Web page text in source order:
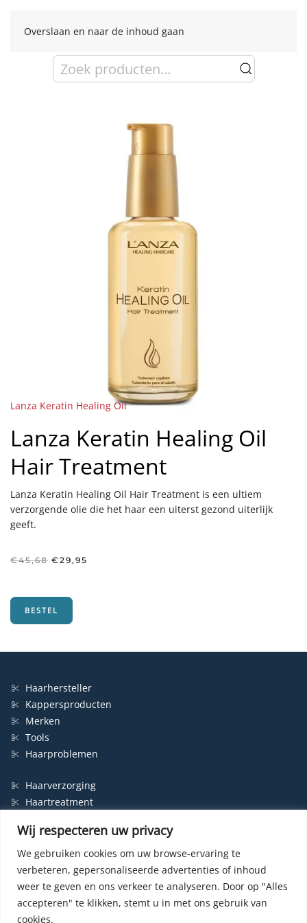
Wij respecteren uw privacy
We gebruiken cookies om uw browse-ervaring te
verbeteren, gepersonaliseerde advertenties of inhoud
weer te geven en ons verkeer te analyseren. Door op "Alles
accepteren" te klikken, stemt u in met ons gebruik van
cookies.
Overslaan en naar de inhoud gaan
Zoeken
naar:
Lanza Keratin Healing Oil
Lanza Keratin Healing Oil
Hair Treatment
Lanza Keratin Healing Oil Hair Treatment is een ultiem
verzorgende olie die het haar een uiterst gezond uiterlijk
geeft.
€45,68 Oorspronkelijke
€ 29,95
BESTEL
Haarhersteller
Kappersproducten
Merken
Tools
Haarproblemen
Haarverzorging
Haartreatment
Styling
Shampoo
Haarverf
Permanente haarverf
Semi-permanente haarverf